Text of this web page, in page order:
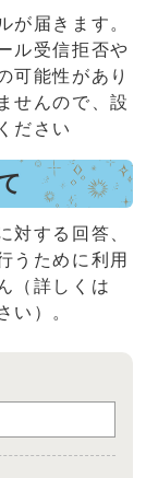
が届きます。
ル受信拒否や
可能性があり
せんので、設
ださい
対する回答、
うために利用
（詳しくは
い）。